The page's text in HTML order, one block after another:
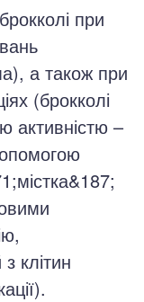
при
а також при
(брокколі
активністю –
клітин